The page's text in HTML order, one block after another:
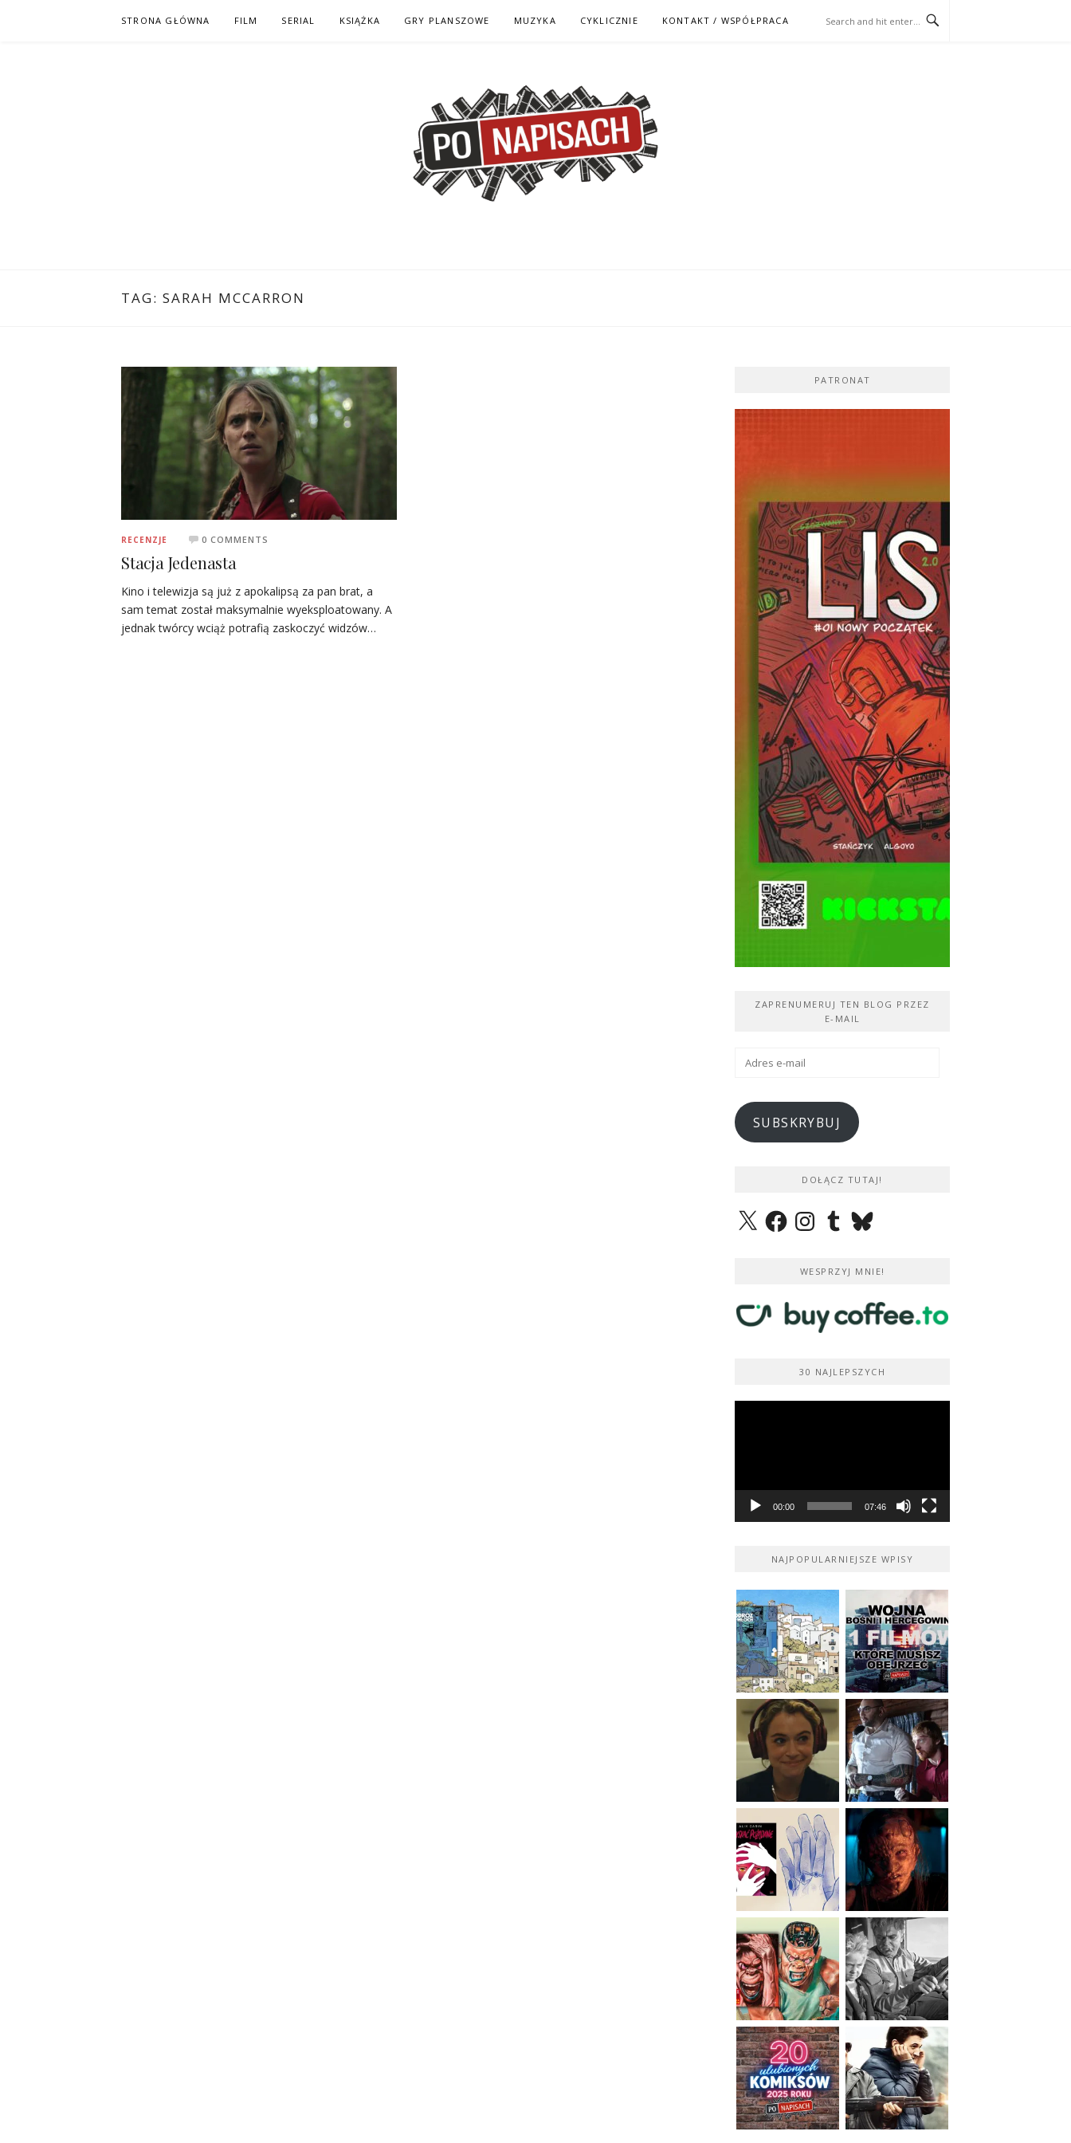
STRONA GŁÓWNA FILM SERIAL KSIĄŻKA GRY PLANSZOWE MUZYKA CYKLICZNIE KONTAKT / WSPÓŁPRACA
TAG: SARAH MCCARRON
RECENZJE 0 COMMENTS
Stacja Jedenasta
Kino i telewizja są już z apokalipsą za pan brat, a
sam temat został maksymalnie wyeksploatowany. A
jednak twórcy wciąż potrafią zaskoczyć widzów…
PATRONAT
ZAPRENUMERUJ TEN BLOG PRZEZ
E-MAIL
Adres
SUBSKRYBUJ
DOŁĄCZ TUTAJ!
X FacebookInstagramTumblrBluesky
WESPRZYJ MNIE!
30 NAJLEPSZYCH
00:00 07:46
NAJPOPULARNIEJSZE WPISY